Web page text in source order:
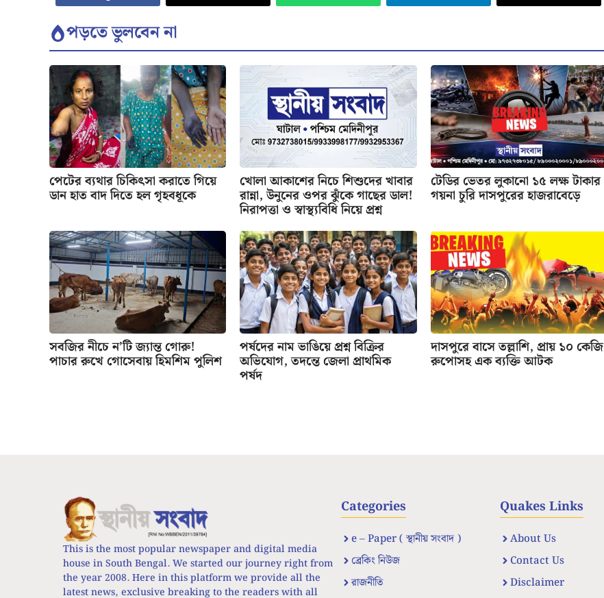
পড়তে ভুলবেন না
পেটের ব্যথার চিকিৎসা করাতে গিয়ে
ডান হাত বাদ দিতে হল গৃহবধূকে
খোলা আকাশের নিচে শিশুদের খাবার
রান্না, উনুনের ওপর ঝুঁকে গাছের ডাল!
নিরাপত্তা ও স্বাস্থ্যবিধি নিয়ে প্রশ্ন
টেডির ভেতর লুকানো ১৫ লক্ষ টাকার
গয়না চুরি দাসপুরের হাজরাবেড়ে
সবজির নীচে ন’টি জ্যান্ত গোরু!
পাচার রুখে গোসেবায় হিমশিম পুলিশ
পর্ষদের নাম ভাঙিয়ে প্রশ্ন বিক্রির
অভিযোগ, তদন্তে জেলা প্রাথমিক
পর্ষদ
দাসপুরে বাসে তল্লাশি, প্রায় ১০ কেজি
রুপোসহ এক ব্যক্তি আটক
This is the most popular newspaper and digital media
house in South Bengal. We started our journey right from
the year 2008. Here in this platform we provide all the
latest news, exclusive breaking to the readers with all
Categories
e – Paper ( স্থানীয় সংবাদ )
ব্রেকিং নিউজ
রাজনীতি
Quakes Links
About Us
Contact Us
Disclaimer